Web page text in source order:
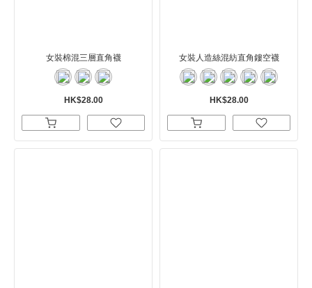
女裝棉混三層直角襪
HK$28.00
女裝人造絲混紡直角鏤空襪
HK$28.00